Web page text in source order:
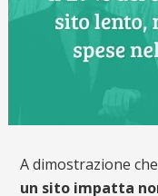
A dimostrazione che
un sito impatta